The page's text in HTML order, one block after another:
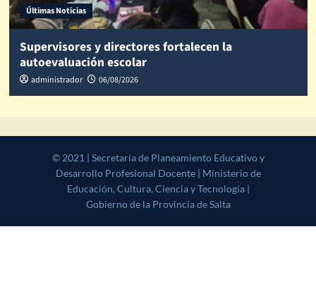
Últimas Noticias
Supervisores y directores fortalecen la
autoevaluación escolar
administrador 06/08/2026
© 2021 | Secretaría de Planeamiento Educativo y Desarrollo
Profesional Docente | Ministerio de Educación, Cultura, Ciencia y
Tecnología | Gobierno de la Provincia de Salta|CoverNews
themes.